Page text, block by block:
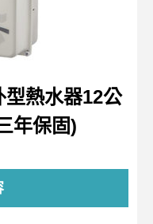
型熱水器12公
年保固)